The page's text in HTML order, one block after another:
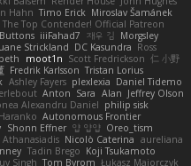
Hahn Timo Erick Miroslav Šamánek
The Top Contender! Official Patreon
iiiFahad7 재우 김
Morgsley
Strickland DC Kasundra Ross
moot1n Scott Fredrickson 仁 小野
Fredrik Karlsson Tristan Lorius
Ashley Fayers plexlexia Daniel Tidemo
Anton Sara Alan Jeffrey Olson
Alexandru Daniel philip sisk
Autonomous Frontier
Shonn Effner 얍 얍얍 Oreo_tism
Athanasiadis Nicolò Caterina aureliana
Tadin Brego Koji Tsukamoto
Singh Tom Byrom Łukasz Majorczyk